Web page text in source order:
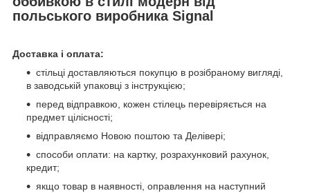
польського виробника Signal
Доставка і оплата:
стільці доставляються покупцю в розібраному вигляді,
в заводській упаковці з інструкцією;
перед відправкою, кожен стілець перевіряється на
предмет цілісності;
відправляємо Новою поштою та Делівері;
способи оплати: на картку, розрахунковий рахунок,
кредит;
якщо товар в наявності, оправлення на наступний